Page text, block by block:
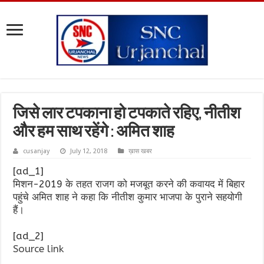
जिसे लार टपकाना हो टपकाते रहिए, नीतीश
और हम साथ रहेंगे : अमित शाह
cusanjay July 12, 2018 ख़ास खबर
[ad_1]
मिशन-2019 के तहत राजग को मजबूत करने की कवायद में बिहार
पहुंचे अमित शाह ने कहा कि नीतीश कुमार भाजपा के पुराने सहयोगी
हैं।
[ad_2]
Source link